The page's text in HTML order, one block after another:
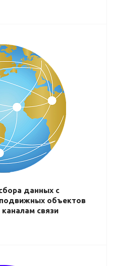
данных с
объектов
связи